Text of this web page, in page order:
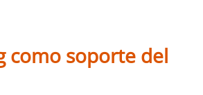
como soporte del